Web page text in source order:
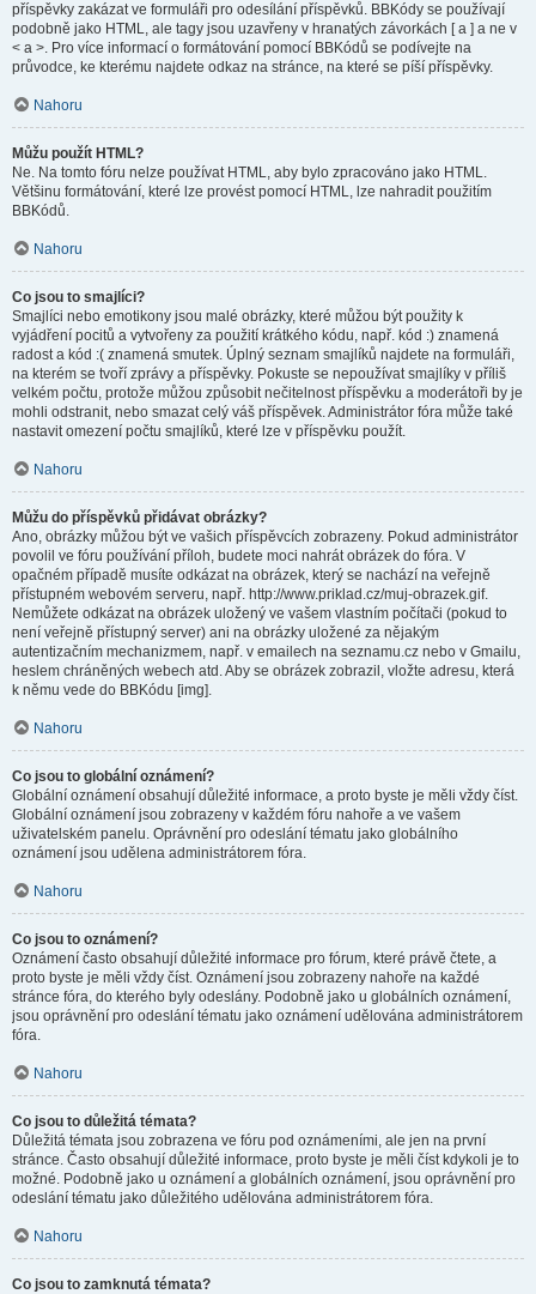
příspěvky zakázat ve formuláři pro odesílání příspěvků. BBKódy se používají
podobně jako HTML, ale tagy jsou uzavřeny v hranatých závorkách [ a ] a ne v
< a >. Pro více informací o formátování pomocí BBKódů se podívejte na
průvodce, ke kterému najdete odkaz na stránce, na které se píší příspěvky.
Nahoru
Můžu použít HTML?
Ne. Na tomto fóru nelze používat HTML, aby bylo zpracováno jako HTML.
Většinu formátování, které lze provést pomocí HTML, lze nahradit použitím
BBKódů.
Nahoru
Co jsou to smajlíci?
Smajlíci nebo emotikony jsou malé obrázky, které můžou být použity k
vyjádření pocitů a vytvořeny za použití krátkého kódu, např. kód :) znamená
radost a kód :( znamená smutek. Úplný seznam smajlíků najdete na formuláři,
na kterém se tvoří zprávy a příspěvky. Pokuste se nepoužívat smajlíky v příliš
velkém počtu, protože můžou způsobit nečitelnost příspěvku a moderátoři by je
mohli odstranit, nebo smazat celý váš příspěvek. Administrátor fóra může také
nastavit omezení počtu smajlíků, které lze v příspěvku použít.
Nahoru
Můžu do příspěvků přidávat obrázky?
Ano, obrázky můžou být ve vašich příspěvcích zobrazeny. Pokud administrátor
povolil ve fóru používání příloh, budete moci nahrát obrázek do fóra. V
opačném případě musíte odkázat na obrázek, který se nachází na veřejně
přístupném webovém serveru, např. http://www.priklad.cz/muj-obrazek.gif.
Nemůžete odkázat na obrázek uložený ve vašem vlastním počítači (pokud to
není veřejně přístupný server) ani na obrázky uložené za nějakým
autentizačním mechanizmem, např. v emailech na seznamu.cz nebo v Gmailu,
heslem chráněných webech atd. Aby se obrázek zobrazil, vložte adresu, která
k němu vede do BBKódu [img].
Nahoru
Co jsou to globální oznámení?
Globální oznámení obsahují důležité informace, a proto byste je měli vždy číst.
Globální oznámení jsou zobrazeny v každém fóru nahoře a ve vašem
uživatelském panelu. Oprávnění pro odeslání tématu jako globálního
oznámení jsou udělena administrátorem fóra.
Nahoru
Co jsou to oznámení?
Oznámení často obsahují důležité informace pro fórum, které právě čtete, a
proto byste je měli vždy číst. Oznámení jsou zobrazeny nahoře na každé
stránce fóra, do kterého byly odeslány. Podobně jako u globálních oznámení,
jsou oprávnění pro odeslání tématu jako oznámení udělována administrátorem
fóra.
Nahoru
Co jsou to důležitá témata?
Důležitá témata jsou zobrazena ve fóru pod oznámeními, ale jen na první
stránce. Často obsahují důležité informace, proto byste je měli číst kdykoli je to
možné. Podobně jako u oznámení a globálních oznámení, jsou oprávnění pro
odeslání tématu jako důležitého udělována administrátorem fóra.
Nahoru
Co jsou to zamknutá témata?